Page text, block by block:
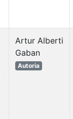
Artur Alberti
Gaban
Autoria